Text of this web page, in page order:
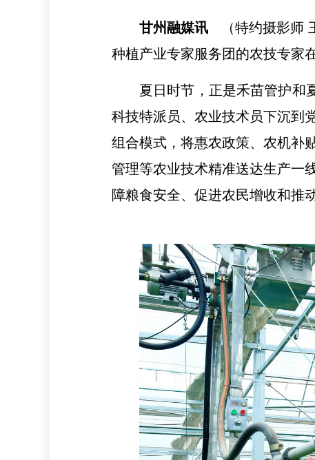
甘州融媒讯
（特约摄影
种植产业专家服务团的农技专家
夏日时节，正是禾苗管护和
科技特派员、农业技术员下沉到
组合模式，将惠农政策、农机补
管理等农业技术精准送达生产一
障粮食安全、促进农民增收和推